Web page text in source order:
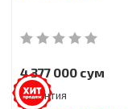
4 377 000 сум
Гарантия